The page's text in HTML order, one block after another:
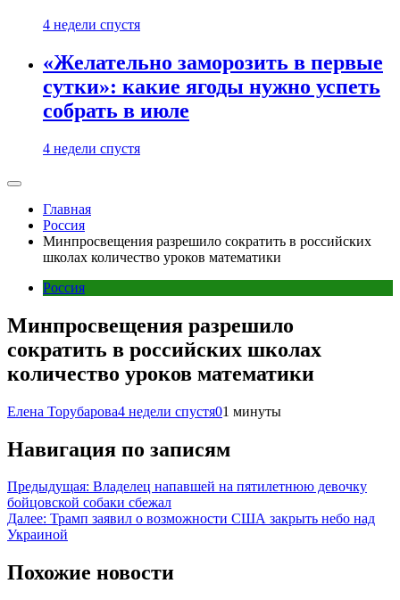
4 недели спустя
«Желательно заморозить в первые
сутки»: какие ягоды нужно успеть
собрать в июле
4 недели спустя
Главная
Россия
Минпросвещения разрешило сократить в российских
школах количество уроков математики
Россия
Минпросвещения разрешило
сократить в российских школах
количество уроков математики
Елена Торубарова4 недели спустя01 минуты
Навигация по записям
Предыдущая: Владелец напавшей на пятилетнюю девочку
бойцовской собаки сбежал
Далее: Трамп заявил о возможности США закрыть небо над
Украиной
Похожие новости